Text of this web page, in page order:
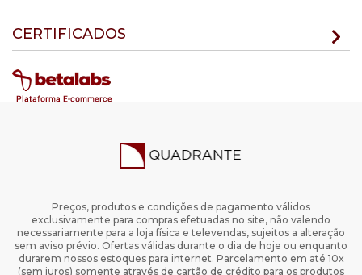
CERTIFICADOS
Preços, produtos e condições de pagamento válidos
exclusivamente para compras efetuadas no site, não valendo
necessariamente para a loja física e televendas, sujeitos a alteração
sem aviso prévio. Ofertas válidas durante o dia de hoje ou enquanto
durarem nossos estoques para internet. Parcelamento em até 10x
(sem juros) somente através de cartão de crédito para os produtos